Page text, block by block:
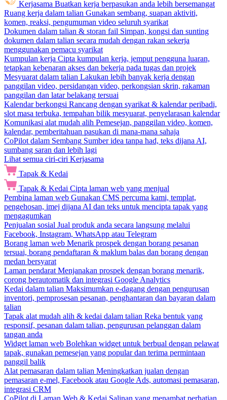
Kerjasama Buatkan kerja berpasukan anda lebih bersemangat
Ruang kerja dalam talian Gunakan sembang, suapan aktiviti,
komen, reaksi, pengumuman video seluruh syarikat
Dokumen dalam talian & storan fail Simpan, kongsi dan sunting
dokumen dalam talian secara mudah dengan rakan sekerja
menggunakan pemacu syarikat
Kumpulan kerja Cipta kumpulan kerja, jemput pengguna luaran,
tetapkan kebenaran akses dan bekerja pada tugas dan projek
Mesyuarat dalam talian Lakukan lebih banyak kerja dengan
panggilan video, persidangan video, perkongsian skrin, rakaman
panggilan dan latar belakang tersuai
Kalendar berkongsi Rancang dengan syarikat & kalendar peribadi,
slot masa terbuka, tempahan bilik mesyuarat, penyelarasan kalendar
Komunikasi alat mudah alih Pemesejan, panggilan video, komen,
kalendar, pemberitahuan pasukan di mana-mana sahaja
CoPilot dalam Sembang Sumber idea tanpa had, teks dijana AI,
sumbang saran dan lebih lagi
Lihat semua ciri-ciri Kerjasama
Tapak & Kedai
Tapak & Kedai Cipta laman web yang menjual
Pembina laman web Gunakan CMS percuma kami, templat,
pengehosan, imej dijana AI dan teks untuk mencipta tapak yang
mengagumkan
Penjualan sosial Jual produk anda secara langsung melalui
Facebook, Instagram, WhatsApp atau Telegram
Borang laman web Menarik prospek dengan borang pesanan
tersuai, borang pendaftaran & maklum balas dan borang dengan
medan bersyarat
Laman pendarat Menjanakan prospek dengan borang menarik,
corong berautomatik dan integrasi Google Analytics
Kedai dalam talian Maksimumkan e-dagang dengan pengurusan
inventori, pemprosesan pesanan, penghantaran dan bayaran dalam
talian
Tapak alat mudah alih & kedai dalam talian Reka bentuk yang
responsif, pesanan dalam talian, pengurusan pelanggan dalam
tangan anda
Widget laman web Bolehkan widget untuk berbual dengan pelawat
tapak, gunakan pemesejan yang popular dan terima permintaan
panggil balik
Alat pemasaran dalam talian Meningkatkan jualan dengan
pemasaran e-mel, Facebook atau Google Ads, automasi pemasaran,
integrasi CRM
CoPilot di Laman Web & Kedai Salinan yang menambat perhatian